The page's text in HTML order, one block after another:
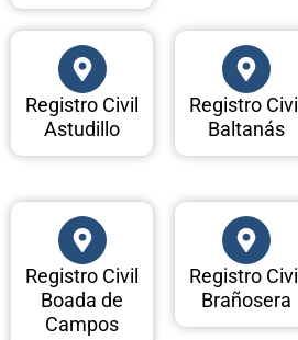
Registro Civil
Astudillo
Registro Civil
Baltanás
Registro Civil
Boada de
Campos
Registro Civil
Brañosera